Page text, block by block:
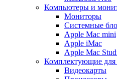
Компьютеры и
Мониторы
Системные
Apple Mac mini
Apple iMac
Apple Mac
Комплектующие
Видеокарты